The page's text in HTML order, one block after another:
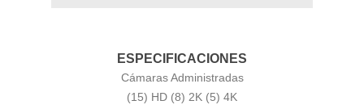
ESPECIFICACIONES
Cámaras Administradas
(15) HD (8) 2K (5) 4K